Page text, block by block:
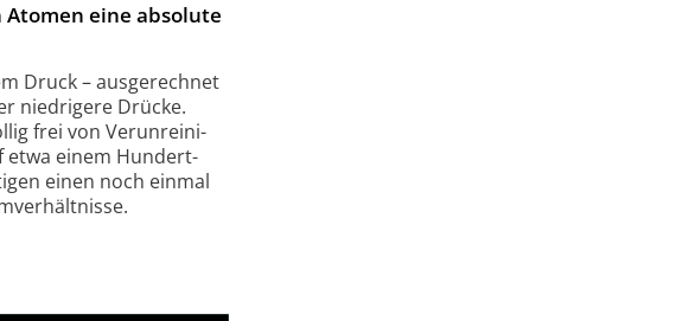
eine absolute
Druck – aus­gerech­net
niedri­gere Drücke.
frei von Ver­un­reini­
etwa einem Hundert­
einen noch einmal